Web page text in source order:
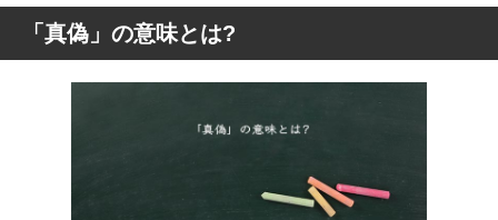
「真偽」の意味とは?
「真偽」を使った例文・短文(解釈)
「真偽」の意味とは?